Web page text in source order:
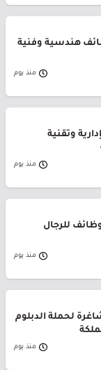
هندسية وفنية
منذ يوم
وتقنية
منذ يوم
للرجال
منذ يوم
لحملة الدبلوم
منذ يوم